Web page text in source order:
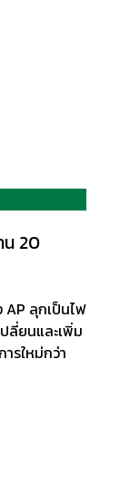
น 20
AP ลุกเป็นไฟ
ลี่ยนและเพิ่ม
รใหม่กว่า